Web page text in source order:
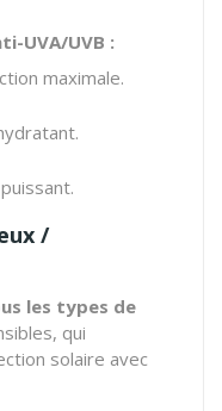
UVA/UVB :
maximale.
/
les types de
qui
solaire avec